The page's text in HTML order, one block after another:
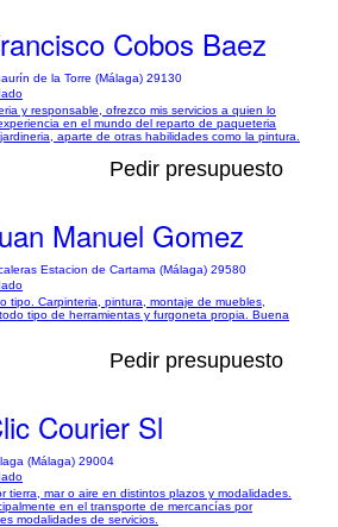
Cobos Baez
de la Torre (Málaga) 29130
y responsable, ofrezco mis servicios a quien lo
en el mundo del reparto de paqueteria
aparte de otras habilidades como la pintura.
Pedir presupuesto
Manuel Gomez
Estacion de Cartama (Málaga) 29580
tipo. Carpinteria, pintura, montaje de muebles,
tipo de herramientas y furgoneta propia. Buena
Pedir presupuesto
Courier Sl
(Málaga) 29004
tierra, mar o aire en distintos plazos y modalidades.
en el transporte de mercancías por
modalidades de servicios.